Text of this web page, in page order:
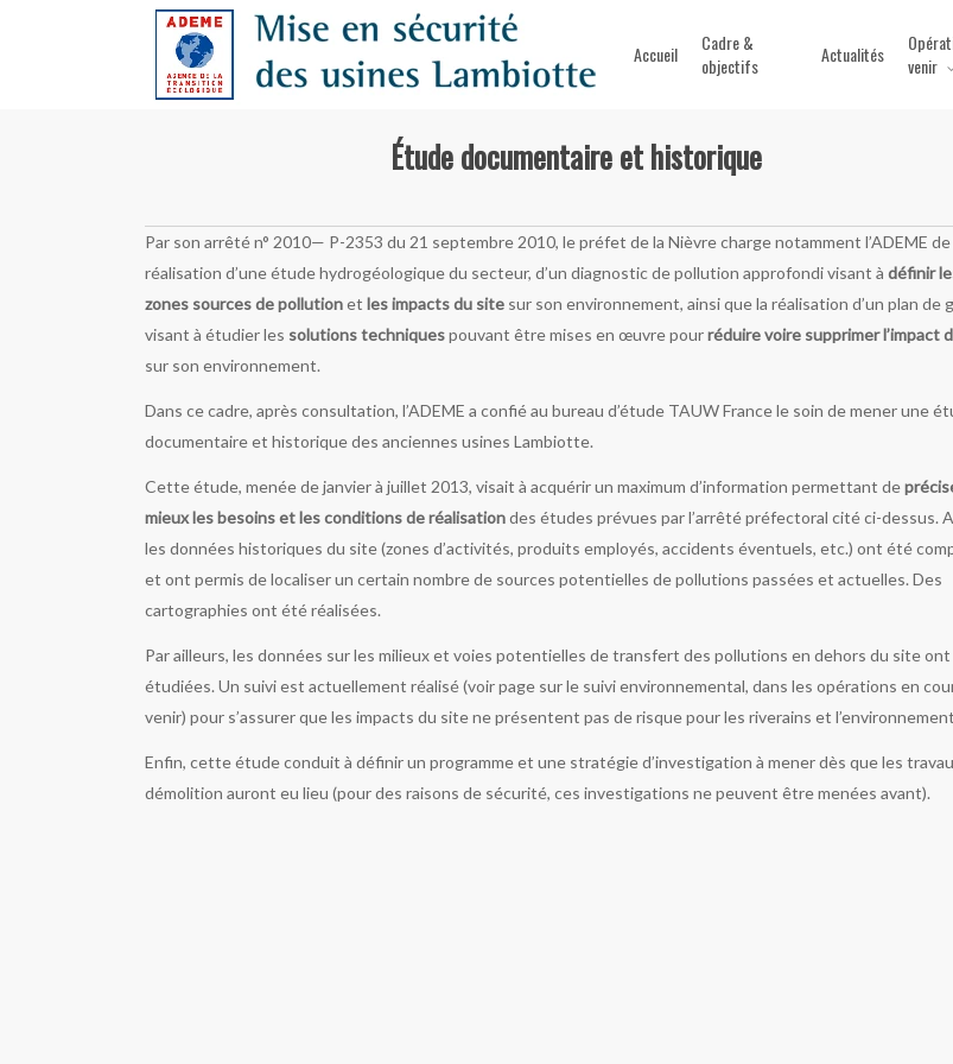
Accueil
Cadre &
objectifs
Actualités
venir
Étude documentaire et historique
Par son arrêté n° 2010— P-2353 du 21 septembre 2010, le préfet de la Nièvre charge notamment l’ADEME de
réalisation d’une étude hydrogéologique du secteur, d’un diagnostic de pollution approfondi visant àdéfinir
zones sources de pollutionetles impacts du site sur son environnement, ainsi que la réalisation d’un plan de
visant à étudier les solutions techniquespouvant être mises en œuvre pourréduire voire supprimer l’impact
sur son environnement.
Dans ce cadre, après consultation, l’ADEME a confié au bureau d’étude TAUW France le soin de mener une
documentaire et historique des anciennes usines Lambiotte.
Cette étude, menée de janvier à juillet 2013, visait à acquérir un maximum d’information permettant de
mieux les besoins et les conditions de réalisationdes études prévues par l’arrêté préfectoral cité ci-dessus.
les données historiques du site (zones d’activités, produits employés, accidents éventuels, etc.) ont été
et ont permis de localiser un certain nombre de sources potentielles de pollutions passées et actuelles. Des
cartographies ont été réalisées.
Par ailleurs, les données sur les milieux et voies potentielles de transfert des pollutions en dehors du site
étudiées. Un suivi est actuellement réalisé (voir page sur le suivi environnemental, dans les opérations en
venir) pour s’assurer que les impacts du site ne présentent pas de risque pour les riverains et
Enfin, cette étude conduit à définir un programme et une stratégie d’investigation à mener dès que les
démolition auront eu lieu (pour des raisons de sécurité, ces investigations ne peuvent être menées avant).